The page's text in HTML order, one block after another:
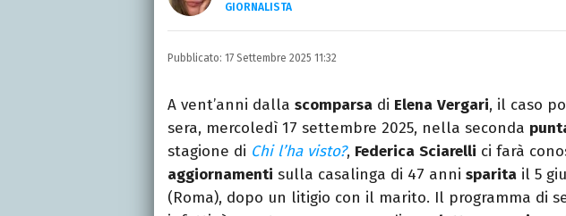
GIORNALISTA
Nella mia vita non possono mancare, il
dell'inquietudine sul comodino, insieme a un
Pubblicato: 17 Settembre 2025 11:32
A vent’anni dalla scomparsa di Elena Vergari, il caso
sera, mercoledì 17 settembre 2025, nella seconda
stagione di Chi l’ha visto?, Federica Sciarelli ci farà
aggiornamenti sulla casalinga di 47 anni sparita il 5
(Roma), dopo un litigio con il marito. Il programma di